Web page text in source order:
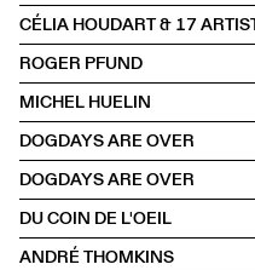
CÉLIA HOUDART & 17
ROGER PFUND
MICHEL HUELIN
DOGDAYS ARE OVER
DOGDAYS ARE OVER
DU COIN DE L'OEIL
ANDRÉ THOMKINS